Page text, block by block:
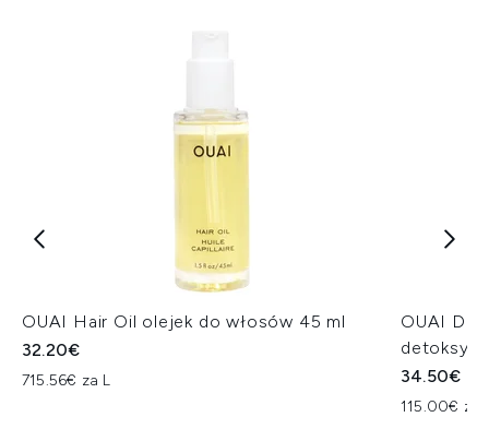
OUAI Hair Oil olejek do włosów 45 ml
32.20€
715.56€ za L
OUAI
34.50€
115.00€ za